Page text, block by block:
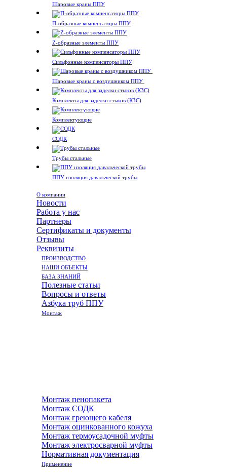
Шаровые краны ППУ
П-образные компенсаторы ППУ
Z-образные элементы ППУ
Сильфонные компенсаторы ППУ
Шаровые краны с воздушником ППУ
Комплекты для заделки стыков (КЗС)
Комплектующие
СОДК
Трубы стальные
ППУ изоляция давальческой трубы
О компании
Новости
Работа у нас
Партнеры
Сертификаты и документы
Отзывы
Реквизиты
ПРОИЗВОДСТВО
НАШИ ОБЪЕКТЫ
БАЗА ЗНАНИЙ
Полезные статьи
Вопросы и ответы
Азбука труб ППУ
Монтаж
Монтаж пенопакета
Монтаж СОДК
Монтаж греющего кабеля
Монтаж оцинкованного кожуха
Монтаж термоусадочной муфты
Монтаж электросварной муфты
Нормативная документация
Применение